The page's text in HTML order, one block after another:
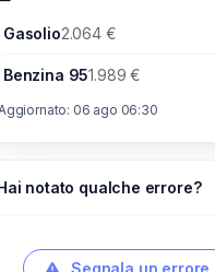
Gasolio2.064 €
Benzina 951.989 €
06 ago 06:30
notato qualche errore?
Segnala un errore